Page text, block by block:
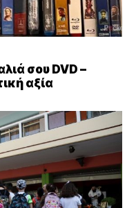
σου DVD –
αξία